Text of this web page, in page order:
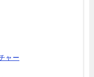
ャー